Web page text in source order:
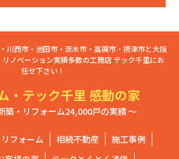
川西市・池田市・茨木市・高槻市・摂津市と大阪
ノベーション実績多数の工務店 テック千里にお
任せ下さい！
・テック千里 感動の家
築・リフォーム24,000戸の実績 ～
リフォーム 相続不動産
施工事例